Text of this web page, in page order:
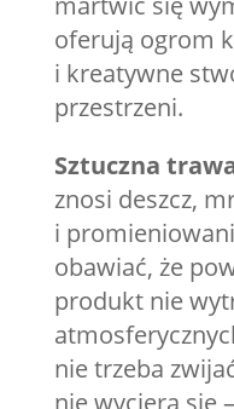
oferują ogrom
i kreatywne
przestrzeni.
Sztuczna
znosi deszcz,
i
obawiać, że
produkt nie
nie trzeba
nie wyciera się